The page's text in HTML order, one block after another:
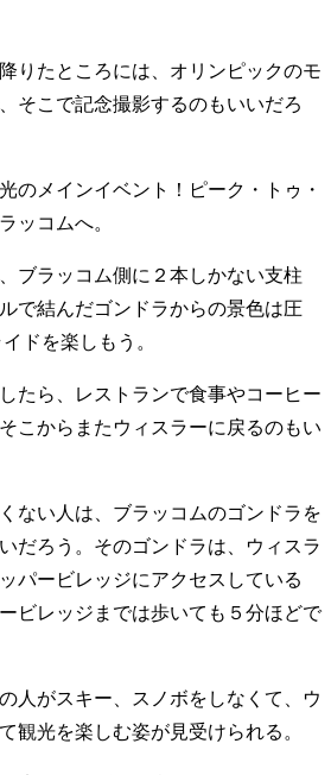
りたところには、オリンピックのモ
そこで記念撮影するのもいいだろ
のメインイベント！ピーク・トゥ・
ッコムへ。
ブラッコム側に２本しかない支柱
で結んだゴンドラからの景色は圧
ドを楽しもう。
たら、レストランで食事やコーヒー
こからまたウィスラーに戻るのもい
ない人は、ブラッコムのゴンドラを
だろう。そのゴンドラは、ウィスラ
パービレッジにアクセスしている
ビレッジまでは歩いても５分ほどで
人がスキー、スノボをしなくて、ウ
観光を楽しむ姿が見受けられる。